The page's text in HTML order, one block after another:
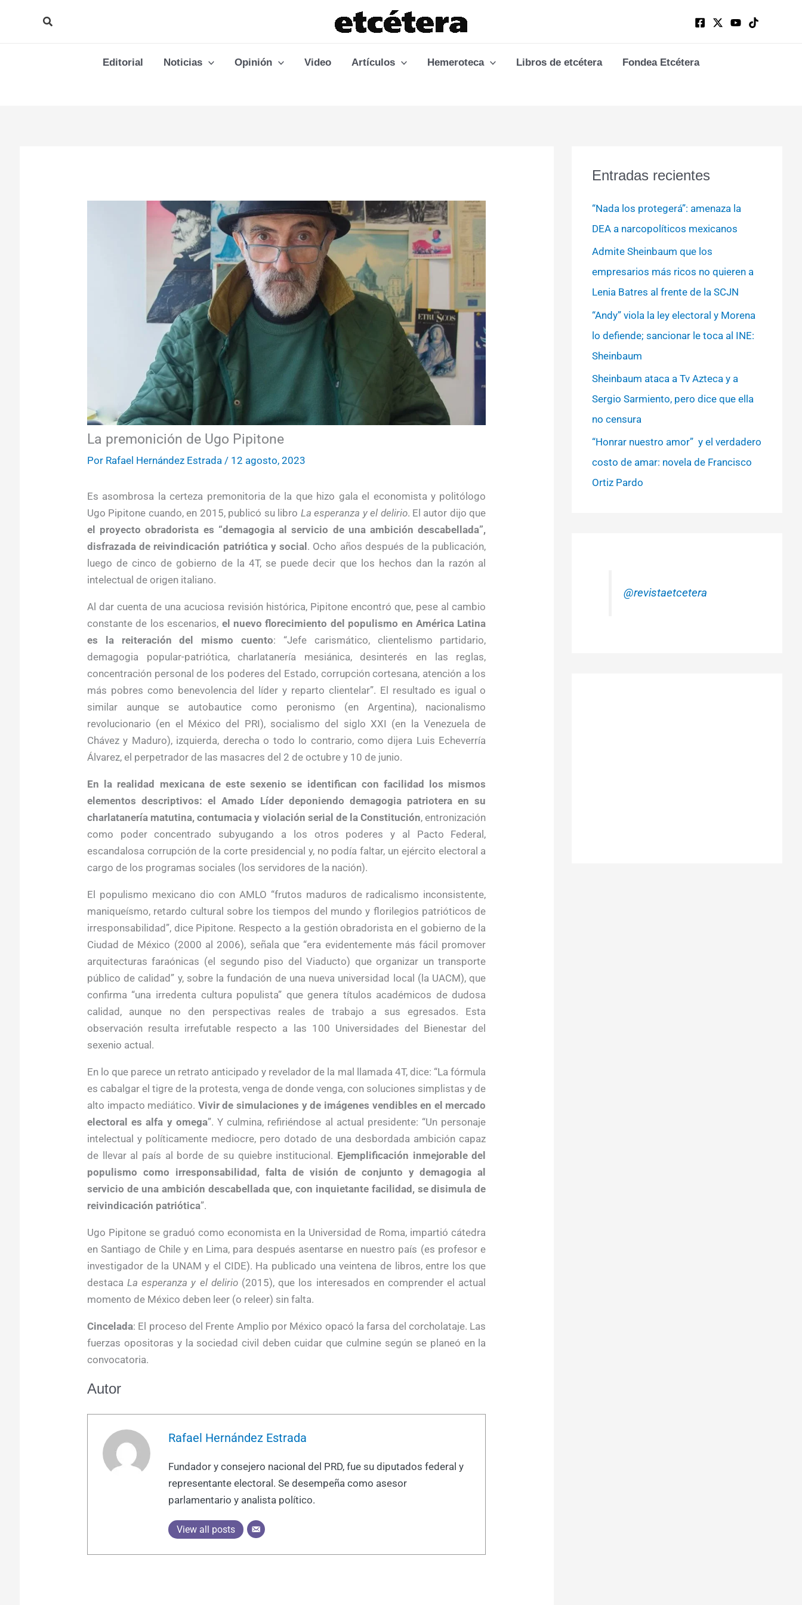
Buscar
Editorial Noticias Opinión Video Artículos Hemeroteca Libros de etcétera Fondea Etcétera
La premonición de Ugo Pipitone
Por Rafael Hernández Estrada / 12 agosto, 2023
Es asombrosa la certeza premonitoria de la que hizo gala el economista y politólogo
Ugo Pipitone cuando, en 2015, publicó su libro La esperanza y el delirio. El autor dijo que
el proyecto obradorista es “demagogia al servicio de una ambición descabellada”,
disfrazada de reivindicación patriótica y social. Ocho años después de la publicación,
luego de cinco de gobierno de la 4T, se puede decir que los hechos dan la razón al
intelectual de origen italiano.
Al dar cuenta de una acuciosa revisión histórica, Pipitone encontró que, pese al cambio
constante de los escenarios, el nuevo florecimiento del populismo en América Latina
es la reiteración del mismo cuento: “Jefe carismático, clientelismo partidario,
demagogia popular-patriótica, charlatanería mesiánica, desinterés en las reglas,
concentración personal de los poderes del Estado, corrupción cortesana, atención a los
más pobres como benevolencia del líder y reparto clientelar”. El resultado es igual o
similar aunque se autobautice como peronismo (en Argentina), nacionalismo
revolucionario (en el México del PRI), socialismo del siglo XXI (en la Venezuela de
Chávez y Maduro), izquierda, derecha o todo lo contrario, como dijera Luis Echeverría
Álvarez, el perpetrador de las masacres del 2 de octubre y 10 de junio.
En la realidad mexicana de este sexenio se identifican con facilidad los mismos
elementos descriptivos: el Amado Líder deponiendo demagogia patriotera en su
charlatanería matutina, contumacia y violación serial de la Constitución, entronización
como poder concentrado subyugando a los otros poderes y al Pacto Federal,
escandalosa corrupción de la corte presidencial y, no podía faltar, un ejército electoral a
cargo de los programas sociales (los servidores de la nación).
El populismo mexicano dio con AMLO “frutos maduros de radicalismo inconsistente,
maniqueísmo, retardo cultural sobre los tiempos del mundo y florilegios patrióticos de
irresponsabilidad”, dice Pipitone. Respecto a la gestión obradorista en el gobierno de la
Ciudad de México (2000 al 2006), señala que “era evidentemente más fácil promover
arquitecturas faraónicas (el segundo piso del Viaducto) que organizar un transporte
público de calidad” y, sobre la fundación de una nueva universidad local (la UACM), que
confirma “una irredenta cultura populista” que genera títulos académicos de dudosa
calidad, aunque no den perspectivas reales de trabajo a sus egresados. Esta
observación resulta irrefutable respecto a las 100 Universidades del Bienestar del
sexenio actual.
En lo que parece un retrato anticipado y revelador de la mal llamada 4T, dice: “La fórmula
es cabalgar el tigre de la protesta, venga de donde venga, con soluciones simplistas y de
alto impacto mediático. Vivir de simulaciones y de imágenes vendibles en el mercado
electoral es alfa y omega”. Y culmina, refiriéndose al actual presidente: “Un personaje
intelectual y políticamente mediocre, pero dotado de una desbordada ambición capaz
de llevar al país al borde de su quiebre institucional. Ejemplificación inmejorable del
populismo como irresponsabilidad, falta de visión de conjunto y demagogia al
servicio de una ambición descabellada que, con inquietante facilidad, se disimula de
reivindicación patriótica”.
Ugo Pipitone se graduó como economista en la Universidad de Roma, impartió cátedra
en Santiago de Chile y en Lima, para después asentarse en nuestro país (es profesor e
investigador de la UNAM y el CIDE). Ha publicado una veintena de libros, entre los que
destaca La esperanza y el delirio(2015), que los interesados en comprender el actual
momento de México deben leer (o releer) sin falta.
Cincelada: El proceso del Frente Amplio por México opacó la farsa del corcholataje. Las
fuerzas opositoras y la sociedad civil deben cuidar que culmine según se planeó en la
convocatoria.
Autor
Rafael Hernández Estrada
Fundador y consejero nacional del PRD, fue su diputados federal y
representante electoral. Se desempeña como asesor
parlamentario y analista político.
View all posts
Entradas recientes
“Nada los protegerá”: amenaza la
DEA a narcopolíticos mexicanos
Admite Sheinbaum que los
empresarios más ricos no quieren a
Lenia Batres al frente de la SCJN
“Andy” viola la ley electoral y Morena
lo defiende; sancionar le toca al INE:
Sheinbaum
Sheinbaum ataca a Tv Azteca y a
Sergio Sarmiento, pero dice que ella
no censura
“Honrar nuestro amor” y el verdadero
costo de amar: novela de Francisco
Ortiz Pardo
@revistaetcetera